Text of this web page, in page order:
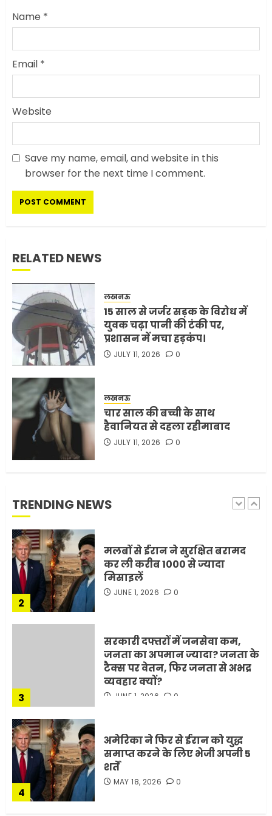
Name *
Email *
Website
Save my name, email, and website in this
browser for the next time I comment.
RELATED NEWS
लखनऊ
15 साल से जर्जर सड़क के विरोध में
युवक चढ़ा पानी की टंकी पर,
प्रशासन में मचा हड़कंप।
JULY 11, 2026 0
लखनऊ
चार साल की बच्ची के साथ
हैवानियत से दहला रहीमाबाद
JULY 11, 2026 0
TRENDING NEWS
सरकारी दफ्तरों में जनसेवा कम,
जनता का अपमान ज्यादा? जनता के
4
शर्तें
MAY 18, 2026 0
5
FEBRUARY 3, 2026
1
2
मलबों से ईरान ने सुरक्षित बरामद
कर ली करीब 1000 से ज्यादा
मिसाइलें
JUNE 1, 2026 0
3
सरकारी दफ्तरों में जनसेवा कम,
जनता का अपमान ज्यादा? जनता के
टैक्स पर वेतन, फिर जनता से अभद्र
व्यवहार क्यों?
JUNE 1, 2026 0
4
अमेरिका ने फिर से ईरान को युद्ध
समाप्त करने के लिए भेजी अपनी 5
शर्तें
MAY 18, 2026 0